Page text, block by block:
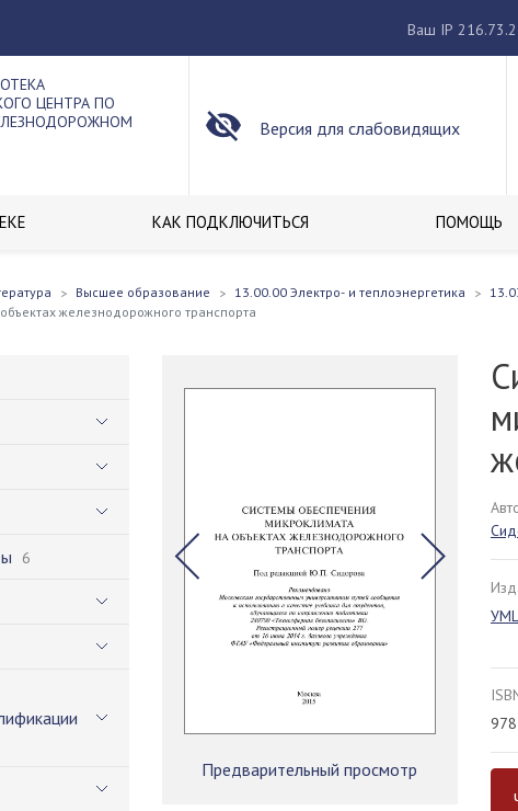
Ваш IP
ЦЕНТРА ПО
Версия для слабовидящих
КАК ПОДКЛЮЧИТЬСЯ ПОМОЩЬ
Высшее образование 13.00.00 Электро- и теплоэнергетика
железнодорожного транспорта
6
Предварительный просмотр